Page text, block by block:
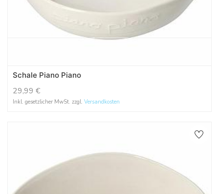
Schale Piano Piano
29,99 €
Inkl. gesetzlicher MwSt. zzgl. Versandkosten